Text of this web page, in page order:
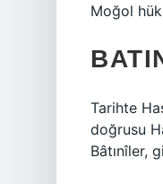
Moğol
Tarihte
doğrusu
Bâtınîler,